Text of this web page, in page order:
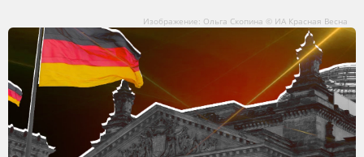
Изображение: Ольга Скопина © ИА Красная Весна